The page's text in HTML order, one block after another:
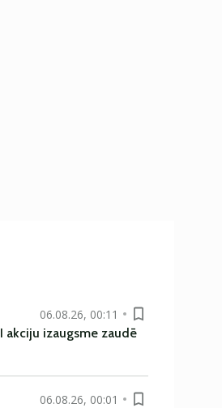
06.08.26, 00:11
akciju izaugsme zaudē
06.08.26, 00:01